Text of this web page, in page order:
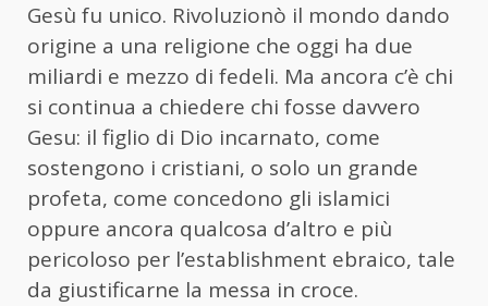
Gesù fu unico. Rivoluzionò il mondo dando
origine a una religione che oggi ha due
miliardi e mezzo di fedeli. Ma ancora c’è chi
si continua a chiedere chi fosse davvero
Gesu: il figlio di Dio incarnato, come
sostengono i cristiani, o solo un grande
profeta, come concedono gli islamici
oppure ancora qualcosa d’altro e più
pericoloso per l’establishment ebraico, tale
da giustificarne la messa in croce.